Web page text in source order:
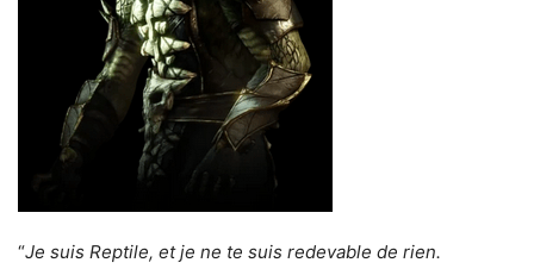
“Je suis Reptile, et je ne te suis redevable de rien.